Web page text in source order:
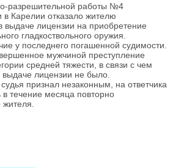
разрешительной работы №4
в Карелии отказало жителю
выдаче лицензии на приобретение
гладкоствольного оружия.
у последнего погашенной судимости.
мужчиной преступление
средней тяжести, в связи с чем
выдаче лицензии не было.
признал незаконным, на ответчика
в течение месяца повторно